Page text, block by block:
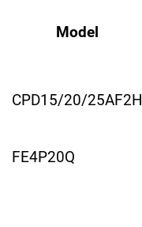
Model
CPD15/20/25AF2H
FE4P20Q